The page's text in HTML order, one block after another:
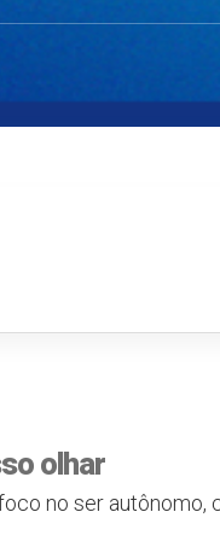
olhar
no ser autônomo,